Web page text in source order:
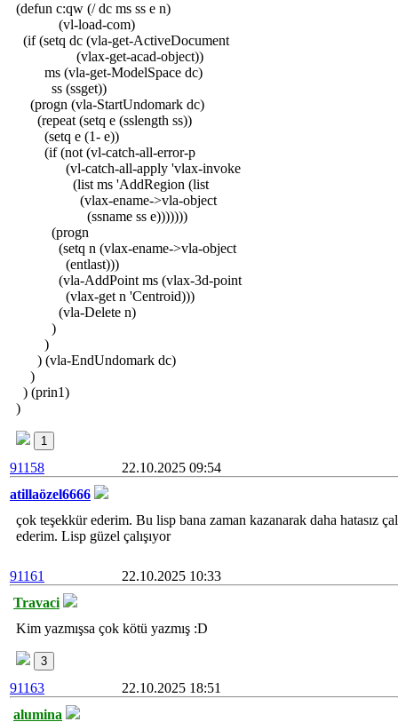
(defun c:qw (/ dc ms ss e n)
(vl-load-com)
(if (setq dc (vla-get-ActiveDocument
(vlax-get-acad-object))
ms (vla-get-ModelSpace dc)
ss (ssget))
(progn (vla-StartUndomark dc)
(repeat (setq e (sslength ss))
(setq e (1- e))
(if (not (vl-catch-all-error-p
(vl-catch-all-apply 'vlax-invoke
(list ms 'AddRegion (list
(vlax-ename->vla-object
(ssname ss e)))))))
(progn
(setq n (vlax-ename->vla-object
(entlast)))
(vla-AddPoint ms (vlax-3d-point
(vlax-get n 'Centroid)))
(vla-Delete n)
)
)
) (vla-EndUndomark dc)
)
) (prin1)
)
1
91158
22.10.2025 09:54
atillaözel6666
çok teşekkür ederim. Bu lisp bana zaman kazanarak daha hatasız
ederim. Lisp güzel çalışıyor
91161
22.10.2025 10:33
Travaci
Kim yazmışsa çok kötü yazmış :D
3
91163
22.10.2025 18:51
alumina